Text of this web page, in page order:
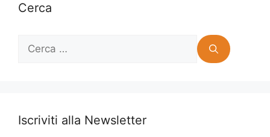
Cerca
Ricerca
Iscriviti alla Newsletter